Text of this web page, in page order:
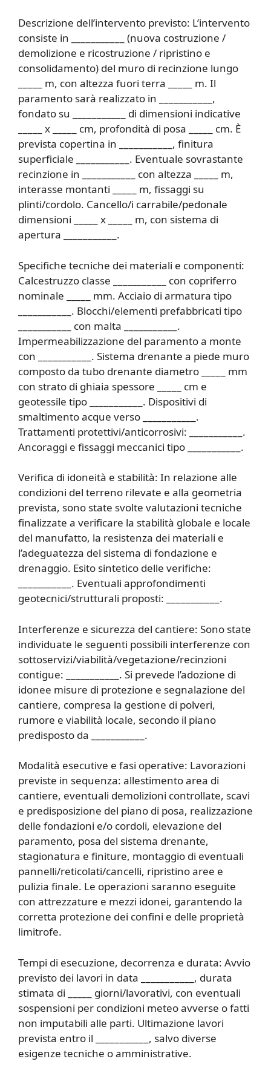
Descrizione dell’intervento previsto: L’intervento
consiste in ___________ (nuova costruzione /
demolizione e ricostruzione / ripristino e
consolidamento) del muro di recinzione lungo
_____ m, con altezza fuori terra _____ m. Il
paramento sarà realizzato in ___________,
fondato su ___________ di dimensioni indicative
_____ x _____ cm, profondità di posa _____ cm. È
prevista copertina in ___________, finitura
superficiale ___________. Eventuale sovrastante
recinzione in ___________ con altezza _____ m,
interasse montanti _____ m, fissaggi su
plinti/cordolo. Cancello/i carrabile/pedonale
dimensioni _____ x _____ m, con sistema di
apertura ___________.
Specifiche tecniche dei materiali e componenti:
Calcestruzzo classe ___________ con copriferro
nominale _____ mm. Acciaio di armatura tipo
___________. Blocchi/elementi prefabbricati tipo
___________ con malta ___________.
Impermeabilizzazione del paramento a monte
con ___________. Sistema drenante a piede muro
composto da tubo drenante diametro _____ mm
con strato di ghiaia spessore _____ cm e
geotessile tipo ___________. Dispositivi di
smaltimento acque verso ___________.
Trattamenti protettivi/anticorrosivi: ___________.
Ancoraggi e fissaggi meccanici tipo ___________.
Verifica di idoneità e stabilità: In relazione alle
condizioni del terreno rilevate e alla geometria
prevista, sono state svolte valutazioni tecniche
finalizzate a verificare la stabilità globale e locale
del manufatto, la resistenza dei materiali e
l’adeguatezza del sistema di fondazione e
drenaggio. Esito sintetico delle verifiche:
___________. Eventuali approfondimenti
geotecnici/strutturali proposti: ___________.
Interferenze e sicurezza del cantiere: Sono state
individuate le seguenti possibili interferenze con
sottoservizi/viabilità/vegetazione/recinzioni
contigue: ___________. Si prevede l’adozione di
idonee misure di protezione e segnalazione del
cantiere, compresa la gestione di polveri,
rumore e viabilità locale, secondo il piano
predisposto da ___________.
Modalità esecutive e fasi operative: Lavorazioni
previste in sequenza: allestimento area di
cantiere, eventuali demolizioni controllate, scavi
e predisposizione del piano di posa, realizzazione
delle fondazioni e/o cordoli, elevazione del
paramento, posa del sistema drenante,
stagionatura e finiture, montaggio di eventuali
pannelli/reticolati/cancelli, ripristino aree e
pulizia finale. Le operazioni saranno eseguite
con attrezzature e mezzi idonei, garantendo la
corretta protezione dei confini e delle proprietà
limitrofe.
Tempi di esecuzione, decorrenza e durata: Avvio
previsto dei lavori in data ___________, durata
stimata di _____ giorni/lavorativi, con eventuali
sospensioni per condizioni meteo avverse o fatti
non imputabili alle parti. Ultimazione lavori
prevista entro il ___________, salvo diverse
esigenze tecniche o amministrative.